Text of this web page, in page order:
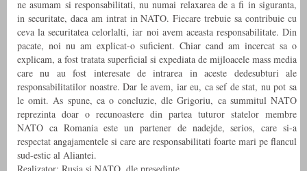
ne asumam si responsabilitati, nu numai relaxarea de a fi in siguranta,
in securitate, daca am intrat in NATO. Fiecare trebuie sa contribuie cu
ceva la securitatea celorlalti, iar noi avem aceasta responsabilitate. Din
pacate, noi nu am explicat-o suficient. Chiar cand am incercat sa o
explicam, a fost tratata superficial si expediata de mijloacele mass media
care nu au fost interesate de intrarea in aceste dedesubturi ale
responsabilitatilor noastre. Dar le avem, iar eu, ca sef de stat, nu pot sa
le omit. As spune, ca o concluzie, dle Grigoriu, ca summitul NATO
reprezinta doar o recunoastere din partea tuturor statelor membre
NATO ca Romania este un partener de nadejde, serios, care si-a
respectat angajamentele si care are responsabilitati foarte mari pe flancul
sud-estic al Aliantei.